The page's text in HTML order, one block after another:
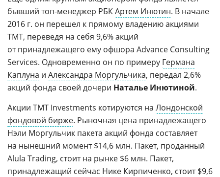
бывший топ-менеджер РБКАртем Инютин. В начале
2016 г. он перешел к прямому владению акциями
TMT, переведя на себя 9,6% акций
от принадлежащего ему офшора Advance Consulting
Services. Одновременно он по примеру Германа
Каплуна и Александра Моргульчика, передал 2,6%
акций фонда своей дочери Наталье Инютиной.
Акции TMT Investments котируются на Лондонской
фондовой бирже. Рыночная цена принадлежащего
Нэли Моргульчик пакета акций фонда составляет
на нынешний момент $14,6 млн. Пакет, проданный
Alula Trading, стоит на рынке $6 млн. Пакет,
принадлежащий сейчас Нике Кирпиченко, стоит $9,6